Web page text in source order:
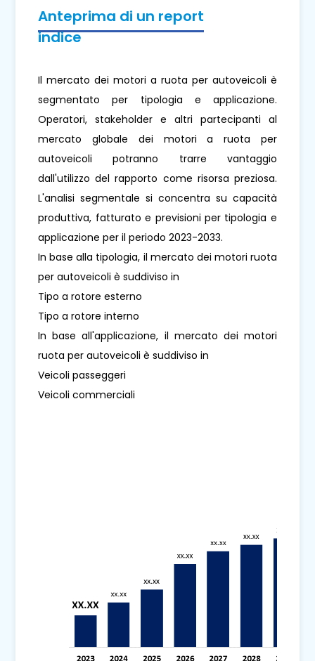
Anteprima di un report
indice
Il mercato dei motori a ruota per autoveicoli è
segmentato per tipologia e applicazione.
Operatori, stakeholder e altri partecipanti al
mercato globale dei motori a ruota per
autoveicoli potranno trarre vantaggio
dall'utilizzo del rapporto come risorsa preziosa.
L'analisi segmentale si concentra su capacità
produttiva, fatturato e previsioni per tipologia e
applicazione per il periodo 2023-2033.
In base alla tipologia, il mercato dei motori ruota
per autoveicoli è suddiviso in
Tipo a rotore esterno
Tipo a rotore interno
In base all'applicazione, il mercato dei motori
ruota per autoveicoli è suddiviso in
Veicoli passeggeri
Veicoli commerciali